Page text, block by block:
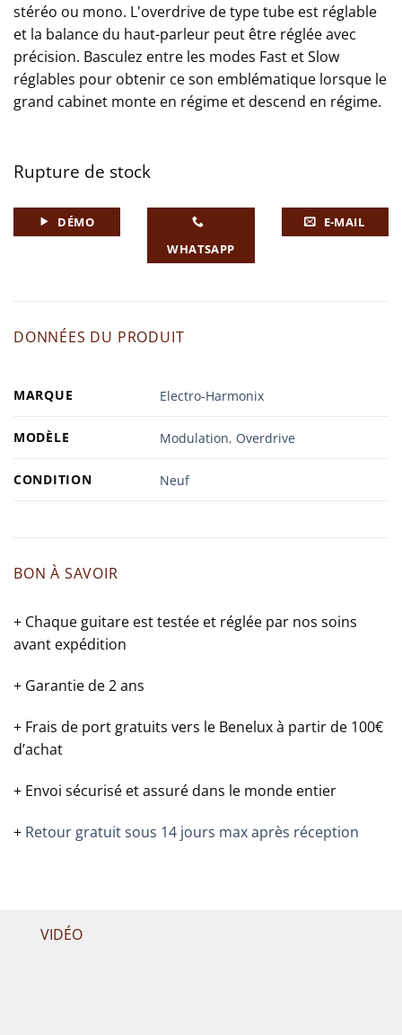
stéréo ou mono. L'overdrive de type tube est réglable
et la balance du haut-parleur peut être réglée avec
précision. Basculez entre les modes Fast et Slow
réglables pour obtenir ce son emblématique lorsque le
grand cabinet monte en régime et descend en régime.
Rupture de stock
DÉMO
WHATSAPP
E-MAIL
DONNÉES DU PRODUIT
MARQUE Electro-Harmonix
MODÈLE Modulation, Overdrive
CONDITION Neuf
BON À SAVOIR
+ Chaque guitare est testée et réglée par nos soins
avant expédition
+ Garantie de 2 ans
+ Frais de port gratuits vers le Benelux à partir de 100€
d’achat
+ Envoi sécurisé et assuré dans le monde entier
+ Retour gratuit sous 14 jours max après réception
VIDÉO